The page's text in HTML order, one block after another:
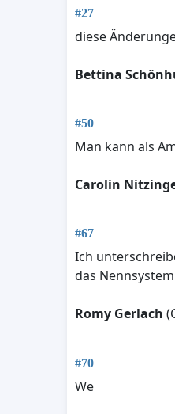
#27
diese
Bettina
#50
Man kann als
Carolin
#67
Ich
das
Romy Gerlach
#70
We